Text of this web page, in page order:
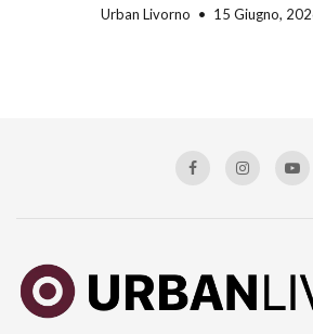
Urban Livorno 15 Giugno,